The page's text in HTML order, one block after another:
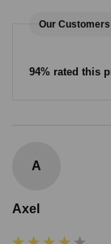
Our
94% rated this
A
Axel